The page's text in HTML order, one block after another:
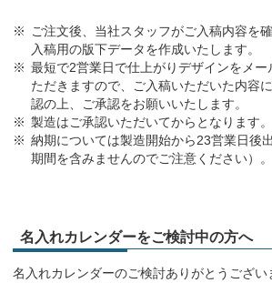
ご注文後、当社スタッフがご入稿内容を
入稿用の版下データを作成いたします。
最短で2営業日で仕上がりデザインをメ
ただきますので、ご入稿いただいた内容
認の上、ご承認をお願いいたします。
製造はご承認いただいてからとなります。
納期については製造開始から23営業日後
期間を含みませんのでご注意ください）。
名入れカレンダーをご検討中の方へ
名入れカレンダーのご検討ありがとうござい